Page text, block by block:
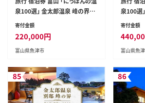
泉100選」 金太郎温泉 峰の界和
モダン和室ベッドタイプ 1泊2食
陸 温泉 富山県 ※北海道・沖縄・
離島への配送不可
寄付金額
220,000円
富山県魚津市
泉100選
モダン和
温泉 富
島への配
寄付金額
富山県魚
85 86